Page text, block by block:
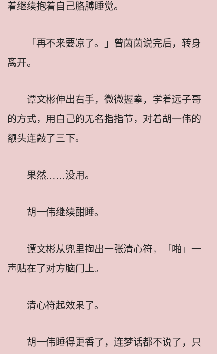
着继续抱着自己胳膊睡觉。
「再不来要凉了。」曾茵茵说完后，转身
离开。
谭文彬伸出右手，微微握拳，学着远子哥
的方式，用自己的无名指指节，对着胡一伟的
额头连敲了三下。
果然……没用。
胡一伟继续酣睡。
谭文彬从兜里掏出一张清心符，「啪」一
声贴在了对方脑门上。
清心符起效果了。
胡一伟睡得更香了，连梦话都不说了，只